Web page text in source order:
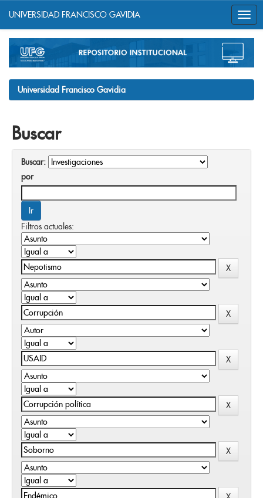
navigation
UNIVERSIDAD FRANCISCO GAVIDIA
Universidad Francisco Gavidia
Buscar
Buscar:
por
Filtros actuales: